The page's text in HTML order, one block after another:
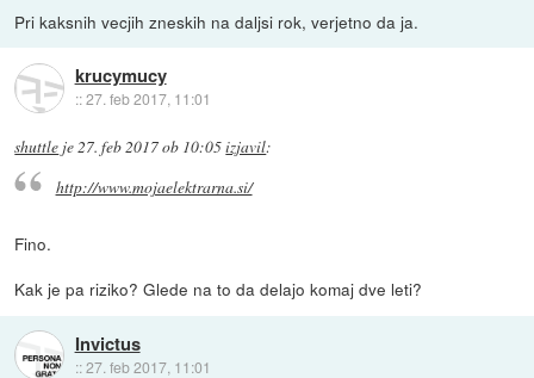
Pri kaksnih vecjih zneskih na daljsi rok, verjetno da ja.
krucymucy
::27. feb 2017, 11:01
shuttle je27. feb 2017 ob 10:05izjavil:
http://www.mojaelektrarna.si/
Fino.
Kak je pa riziko? Glede na to da delajo komaj dve leti?
Invictus
::27. feb 2017, 11:01